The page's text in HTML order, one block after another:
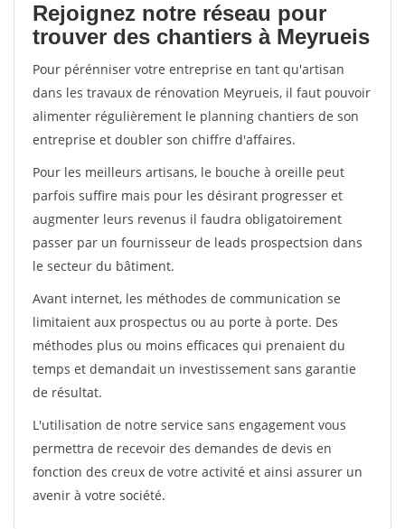
Rejoignez notre réseau pour
trouver des chantiers à Meyrueis
Pour pérénniser votre entreprise en tant qu'artisan
dans les travaux de rénovation Meyrueis, il faut pouvoir
alimenter régulièrement le planning chantiers de son
entreprise et doubler son chiffre d'affaires.
Pour les meilleurs artisans, le bouche à oreille peut
parfois suffire mais pour les désirant progresser et
augmenter leurs revenus il faudra obligatoirement
passer par un fournisseur de leads prospectsion dans
le secteur du bâtiment.
Avant internet, les méthodes de communication se
limitaient aux prospectus ou au porte à porte. Des
méthodes plus ou moins efficaces qui prenaient du
temps et demandait un investissement sans garantie
de résultat.
L'utilisation de notre service sans engagement vous
permettra de recevoir des demandes de devis en
fonction des creux de votre activité et ainsi assurer un
avenir à votre société.